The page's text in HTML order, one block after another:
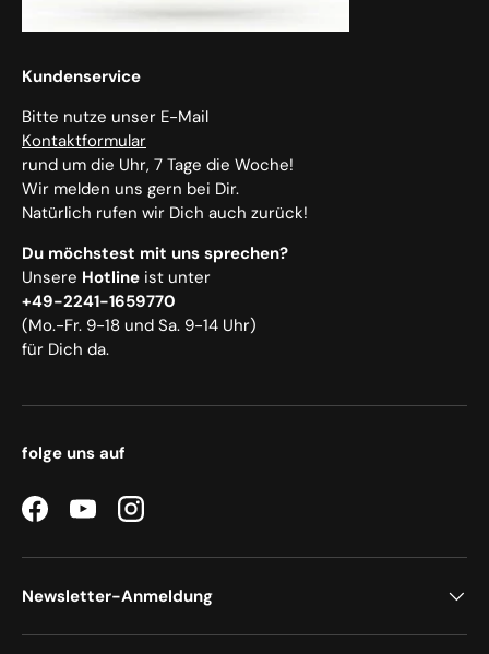
Kundenservice
Bitte nutze unser E-Mail
Kontaktformular
rund um die Uhr, 7 Tage die Woche!
Wir melden uns gern bei Dir.
Natürlich rufen wir Dich auch zurück!
Du möchstest mit uns sprechen?
Unsere Hotline ist unter
+49-2241-1659770
(Mo.-Fr. 9-18 und Sa. 9-14 Uhr)
für Dich da.
folge uns auf
FacebookYouTubeInstagram
Newsletter-Anmeldung